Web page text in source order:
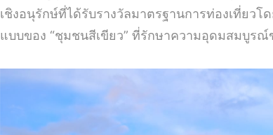
เชิงอนุรักษ์ที่ได้รับรางวัลมาตรฐานการท่องเที่ยว
แบบของ “ชุมชนสีเขียว” ที่รักษาความอุดมสมบูรณ์